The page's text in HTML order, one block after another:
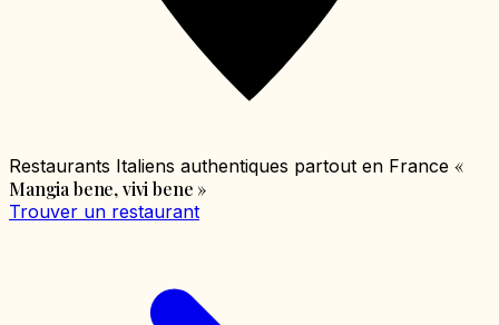
Restaurants Italiens authentiques partout en France «
Mangia bene, vivi bene »
Trouver un restaurant